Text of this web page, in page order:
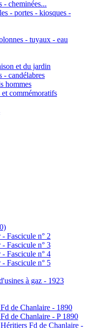
- cheminées...
- portes - kiosques -
- tuyaux - eau
et du jardin
- candélabres
hommes
commémoratifs
Fascicule n° 2
Fascicule n° 3
Fascicule n° 4
Fascicule n° 5
à gaz - 1923
de Chanlaire - 1890
de Chanlaire - P 1890
Fd de Chanlaire -